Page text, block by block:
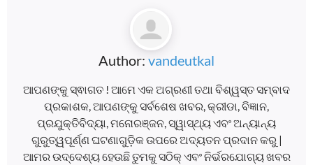
Author: vandeutkal
ଆପଣଙ୍କୁ ସ୍ଵାଗତ ! ଆମେ ଏକ ଅଗ୍ରଣୀ ତଥା ବିଶ୍ୱସ୍ତ ସମ୍ବାଦ
ପ୍ରକାଶକ, ଆପଣଙ୍କୁ ସର୍ବଶେଷ ଖବର, କ୍ରୀଡା, ବିଜ୍ଞାନ,
ପ୍ରଯୁକ୍ତିବିଦ୍ୟା, ମନୋରଞ୍ଜନ, ସ୍ୱାସ୍ଥ୍ୟ ଏବଂ ଅନ୍ୟାନ୍ୟ
ଗୁରୁତ୍ୱପୂର୍ଣ୍ଣ ଘଟଣାଗୁଡ଼ିକ ଉପରେ ଅଦ୍ୟତନ ପ୍ରଦାନ କରୁ |
ଆମର ଉଦ୍ଦେଶ୍ୟ ହେଉଛି ତୁମକୁ ସଠିକ୍ ଏବଂ ନିର୍ଭରଯୋଗ୍ୟ ଖବର